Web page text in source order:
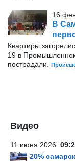
16
В
Квартиры
19 в
пострадали.
Видео
11 июня 2026
20%